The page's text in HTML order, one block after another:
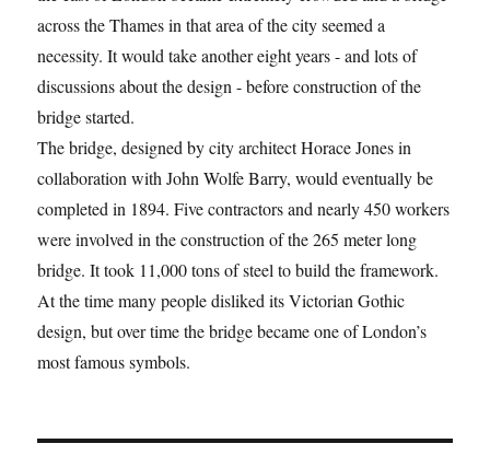
across the Thames in that area of the city seemed a
necessity. It would take another eight years - and lots of
discussions about the design - before construction of the
bridge started.
The bridge, designed by city architect Horace Jones in
collaboration with John Wolfe Barry, would eventually be
completed in 1894. Five contractors and nearly 450 workers
were involved in the construction of the 265 meter long
bridge. It took 11,000 tons of steel to build the framework.
At the time many people disliked its Victorian Gothic
design, but over time the bridge became one of London’s
most famous symbols.